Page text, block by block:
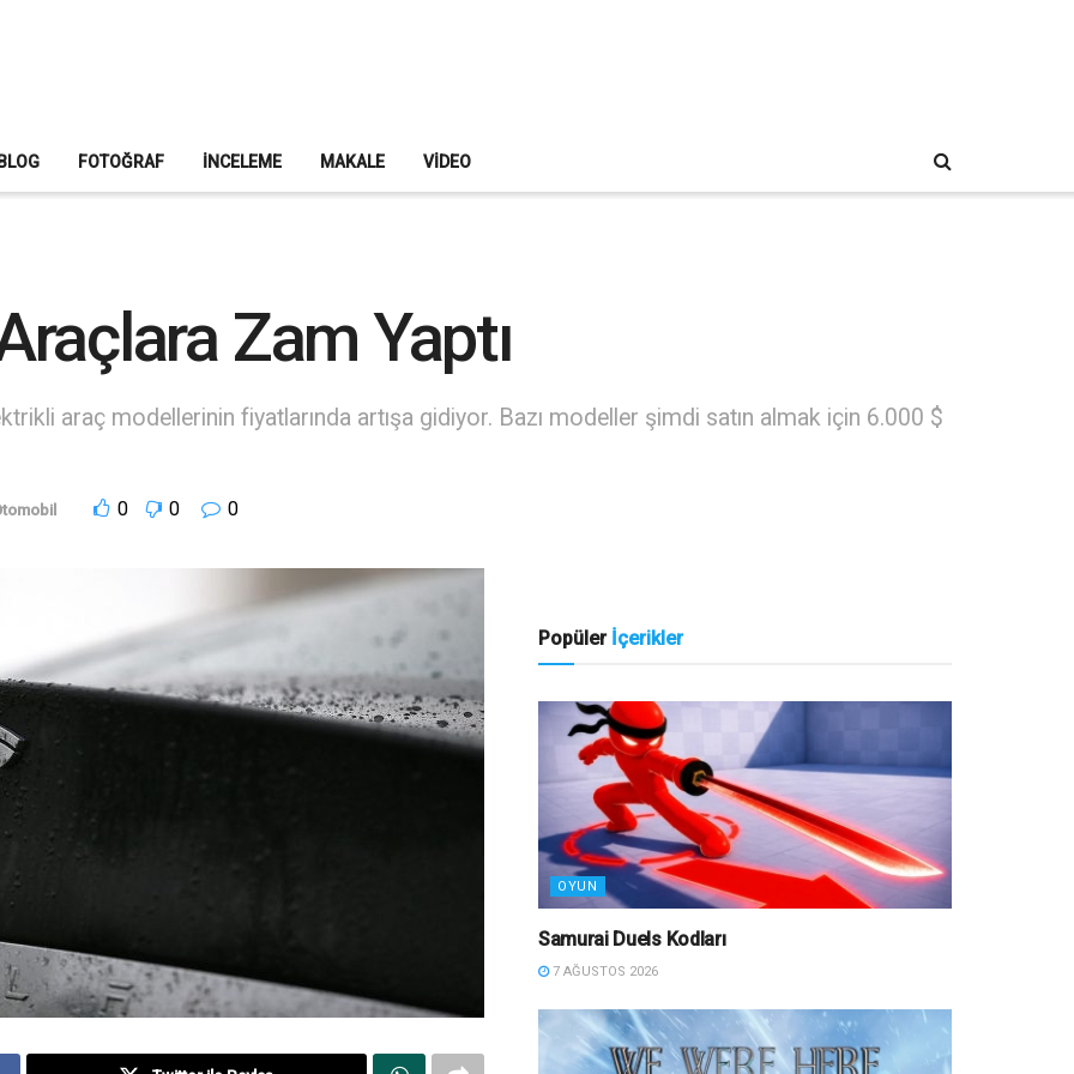
FOTOĞRAF İNCELEME MAKALE VIDEO
Zam Yaptı
araç modellerinin fiyatlarında artışa gidiyor. Bazı modeller şimdi satın almak için 6.000 $
0 0 0
Popüler İçerikler
OYUN
Samurai Duels Kodları
7 AĞUSTOS 2026